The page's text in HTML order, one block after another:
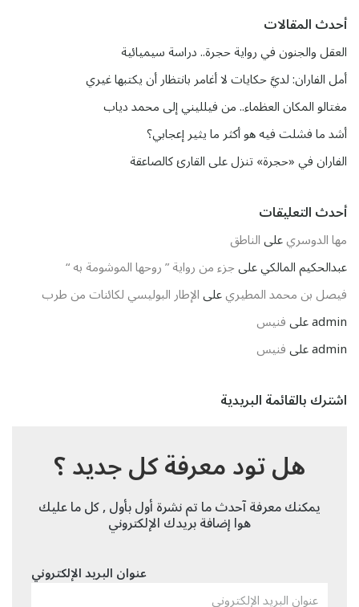
أحدث المقالات
العقل والجنون في رواية حجرة.. دراسة سيميائية
أمل الفاران: لديَّ حكايات لا أغامر بانتظار أن يكتبها غيري
مغتالو المكان العظماء.. من فيلليني إلى محمد دياب
أشد ما فشلت فيه هو أكثر ما يثير إعجابي؟
الفاران في «حجرة» تنزل على القارئ كالصاعقة
أحدث التعليقات
مها الدوسريعلىالناطق
عبدالحكيم المالكيعلىجزء من رواية ” روحها الموشومة به “
فيصل بن محمد المطيريعلىالإطار البوليسي لكائنات من طرب
adminعلىفنيس
adminعلىفنيس
اشترك بالقائمة البريدية
هل تود معرفة كل جديد ؟
يمكنك معرفة آحدث ما تم نشرة أول بأول , كل ما عليك
هوا إضافة بريدك الإلكتروني
عنوان البريد الإلكتروني